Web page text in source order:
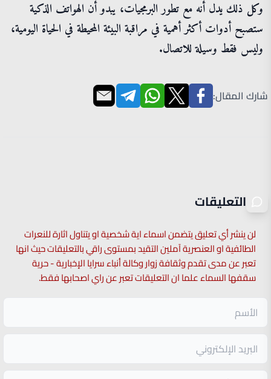
وكل ذلك يدل أنه مع تطور البرمجيات، يبدو أن الهواتف الذكية
ستصبح أدوات أكثر أهمية في مراقبة البيئة المحيطة في الحياة اليومية،
وليس فقط وسيلة للاتصال.
شارك المقال:
التعليقات
لن ينشر أي تعليق يتضمن اسماء اية شخصية او يتناول اثارة للنعرات
الطائفية او العنصرية آملين التقيد بمستوى راقي بالتعليقات حيث انها
تعبر عن مدى تقدم وثقافة زوار وكالة أنباء سرايا الإخبارية - حرية
سقفها السماء علما ان التعليقات تعبر عن راي اصحابها فقط.